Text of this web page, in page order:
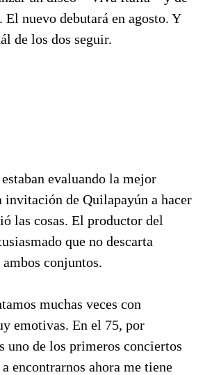
nuevo debutará en agosto. Y
de los dos seguir.
evaluando la mejor
invitación de Quilapayún a hacer
las cosas. El productor del
que no descarta
conjuntos.
muchas veces con
emotivas. En el 75, por
uno de los primeros conciertos
encontrarnos ahora me tiene